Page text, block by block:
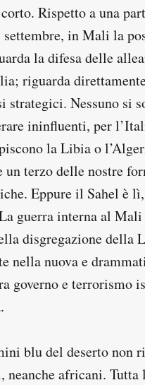
Rispetto a una
settembre, in Mali la
la difesa delle
riguarda
strategici. Nessuno si
ininfluenti, per
la Libia o
un terzo delle nostre
Eppure il Sahel è
guerra interna al
disgregazione della
nella nuova e
governo e terrorismo
blu del deserto non
neanche africani. Tutta